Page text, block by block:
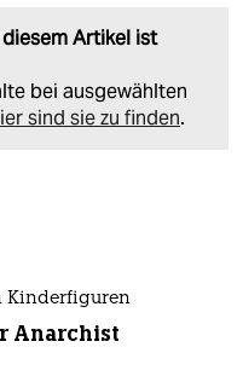
Artikel ist
bei ausgewählten
sind sie zu finden.
Kinderfiguren
Anarchist